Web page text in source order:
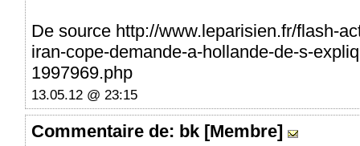
De source http://www.leparisien.fr/flash-
iran-cope-demande-a-hollande-de-s-
1997969.php
13.05.12 @ 23:15
Commentaire de: bk [Membre]